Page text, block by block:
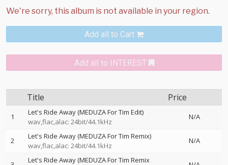
Add all to Cart
Add all to INTEREST
Title Price
1
Let's Ride Away (MEDUZA For Tim Edit)
wav,flac,alac: 24bit/44.1kHz
N/A
2
Let's Ride Away (MEDUZA For Tim Remix)
wav,flac,alac: 24bit/44.1kHz
N/A
Let's Ride Away (MEDUZA For Tim Remix